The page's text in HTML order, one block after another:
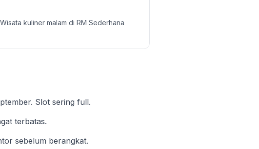
kuliner malam di RM Sederhana
Slot sering full.
terbatas.
sebelum berangkat.